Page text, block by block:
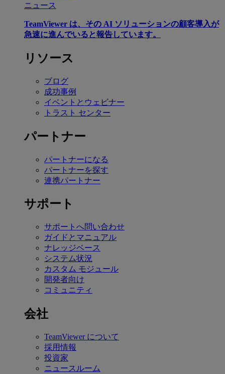
ニュース
TeamViewer は、その AI ソリューションの顧客導入が
急速に進んでいると報告しています。
リソース
ブログ
成功事例
イベントとウェビナー
トラスト センター
パートナー
パートナーになる
パートナーを探す
連携パートナー
サポート
サポートへ問い合わせ
ガイドとマニュアル
ナレッジベース
システム状況
カスタム モジュール
開発者向け
コミュニティ
会社
TeamViewer について
採用情報
投資家
ニュースルーム